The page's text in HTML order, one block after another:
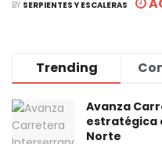
BY SERPIENTES Y ESCALERAS
Trending
Avanza
estratégica
Norte